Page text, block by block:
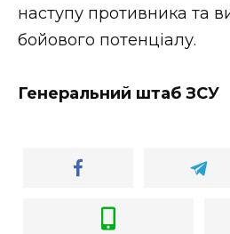
наступу противника та
бойового потенціалу.
Генеральний штаб ЗСУ